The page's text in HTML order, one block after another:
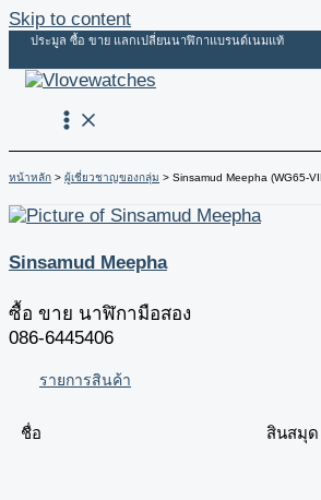
Skip to content
ประมูล ซื้อ ขาย แลกเปลี่ยนนาฬิกาแบรนด์เนมแท้
หน้าหลัก ผู้เชี่ยวชาญของกลุ่ม Sinsamud Meepha (WG65-
Sinsamud Meepha
ซื้อ ขาย นาฬิกามือสอง
086-6445406
รายการสินค้า
ชื่อ สินสมุ